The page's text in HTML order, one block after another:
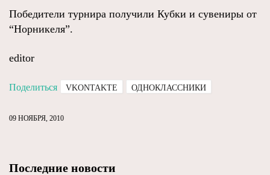
Победители турнира получили Кубки и сувениры от
“Норникеля”.
editor
Поделиться VKONTAKTE ОДНОКЛАССНИКИ
09 НОЯБРЯ, 2010
Последние новости